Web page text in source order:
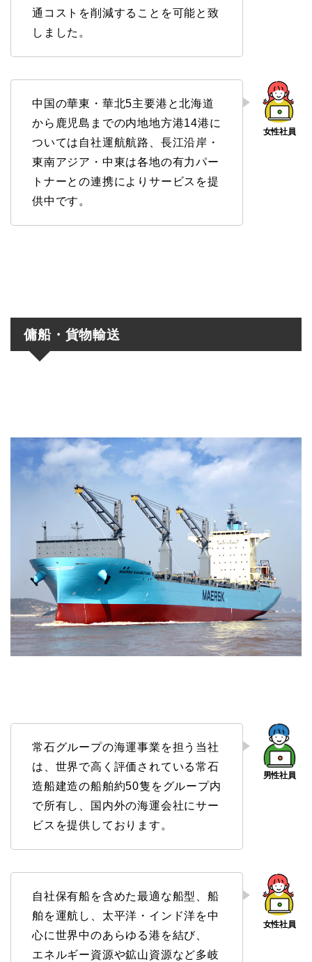
通コストを削減することを可能と致
しました。
中国の華東・華北5主要港と北海道
から鹿児島までの内地地方港14港に
ついては自社運航航路、長江沿岸・
東南アジア・中東は各地の有力パー
トナーとの連携によりサービスを提
供中です。
傭船・貨物輸送
常石グループの海運事業を担う当社
は、世界で高く評価されている常石
造船建造の船舶約50隻をグループ内
で所有し、国内外の海運会社にサー
ビスを提供しております。
自社保有船を含めた最適な船型、船
舶を運航し、太平洋・インド洋を中
心に世界中のあらゆる港を結び、
エネルギー資源や鉱山資源など多岐